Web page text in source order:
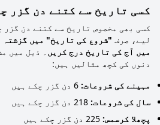
کسی تاریخ سے کتنے دن گزر
کسی بھی مخصوص تاریخ سے کتنے دن گزر
لیے، صرف "شروع کی تاریخ" میں
میں آج کی تاریخ درج کریں ۔ ذیل میں
دنوں کی کچھ مثالیں ہیں:
مہینے کی شروعات:
سال کی شروعات:
پچھلا کرسمس: